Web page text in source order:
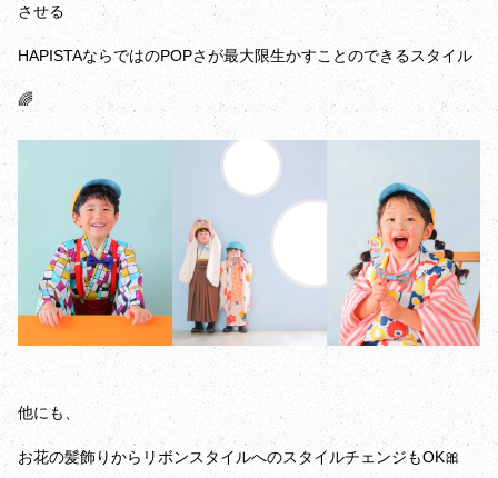
させる
HAPISTAならではのPOPさが最大限生かすことのできるスタイル
🌈
他にも、
お花の髪飾りからリボンスタイルへのスタイルチェンジもOK🎀